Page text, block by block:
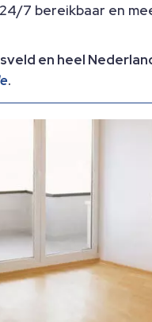
7 bereikbaar en
en heel
.